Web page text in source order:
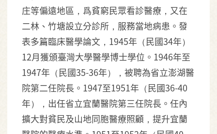
庄等偏遠地區，爲貧窮民眾看診醫療，又在
二林、竹塘設立分診所，服務當地病患。發
表多篇臨床醫學論文，1945年（民國34年）
12月獲頒臺灣大學醫學博士學位。1946年至
1947年（民國35-36年），被聘為省立澎湖醫
院第二任院長。1947至1951年（民國36-40
年），出任省立宜蘭醫院第三任院長。任內
擴大對貧民及山地同胞醫療照顧，提升宜蘭